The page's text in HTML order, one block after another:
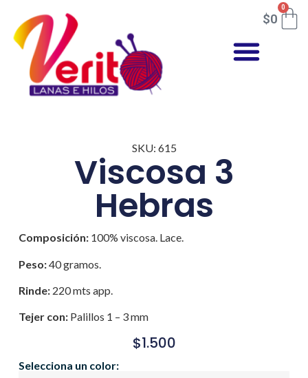
$0
0
SKU: 615
Viscosa 3
Hebras
Composición:100% viscosa. Lace.
Peso:40 gramos.
Rinde: 220 mts app.
Tejer con:Palillos 1 – 3 mm
$1.500
Selecciona un color: